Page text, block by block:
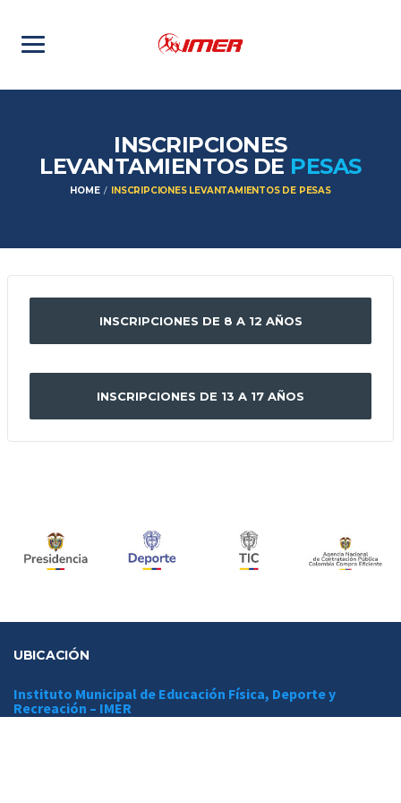
INSCRIPCIONES
LEVANTAMIENTOS DE PESAS
HOME INSCRIPCIONES LEVANTAMIENTOS DE PESAS
INSCRIPCIONES DE 8 A 12 AÑOS
INSCRIPCIONES DE 13 A 17 AÑOS
UBICACIÓN
Instituto Municipal de Educación Física, Deporte y
Recreación – IMER